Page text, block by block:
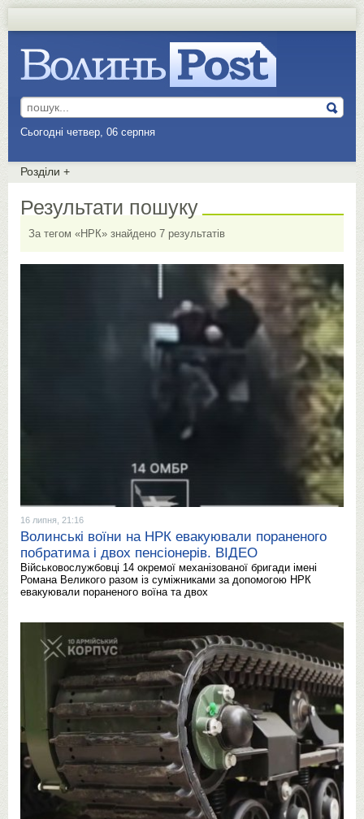
Сьогодні четвер, 06 серпня
Розділи +
Результати пошуку
За тегом «НРК» знайдено 7 результатів
16 липня, 21:16
Волинські воїни на НРК евакуювали пораненого
побратима і двох пенсіонерів. ВІДЕО
Військовослужбовці 14 окремої механізованої бригади імені
Романа Великого разом із суміжниками за допомогою НРК
евакуювали пораненого воїна та двох